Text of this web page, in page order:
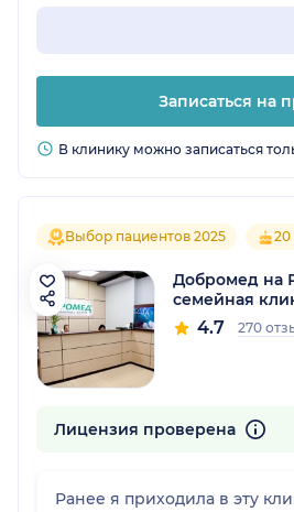
Записаться на
В клинику можно записаться
Выбор пациентов 2025 20
Добромед на
семейная
4.7 270
Лицензия проверена
Ранее я приходила в эту